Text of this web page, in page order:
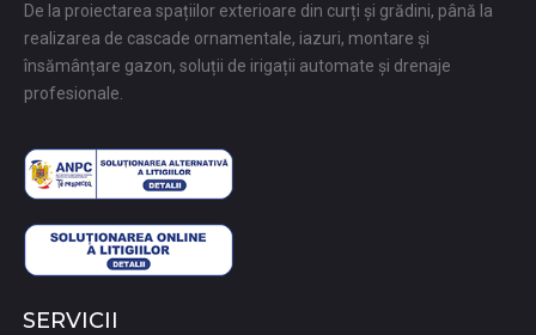
De la proiectarea spațiilor exterioare din curți și grădini, până la
realizarea de cascade ornamentale, iazuri, montare și
însămânțare gazon, soluții de irigații automate și drenaje
profesionale.
SERVICII